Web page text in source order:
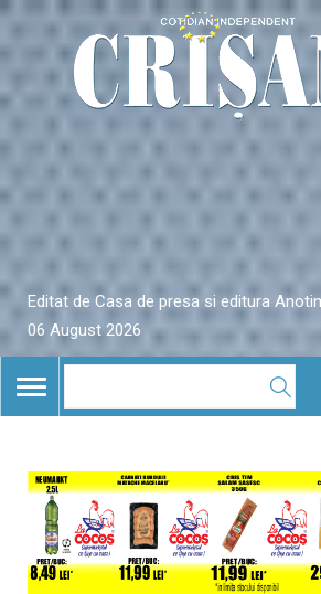
Editat de Casa de presa si editura
06 August 2026
TOGGLE
NAVIGATION